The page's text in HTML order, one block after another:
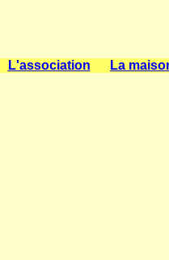
L'association La